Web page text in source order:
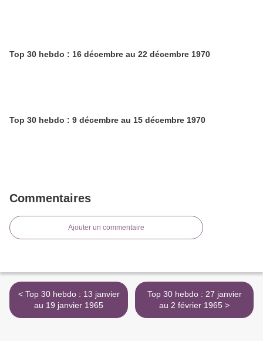
Top 30 hebdo : 16 décembre au 22 décembre 1970
Top 30 hebdo : 9 décembre au 15 décembre 1970
Commentaires
Ajouter un commentaire
< Top 30 hebdo : 13 janvier
au 19 janvier 1965
Top 30 hebdo : 27 janvier
au 2 février 1965 >